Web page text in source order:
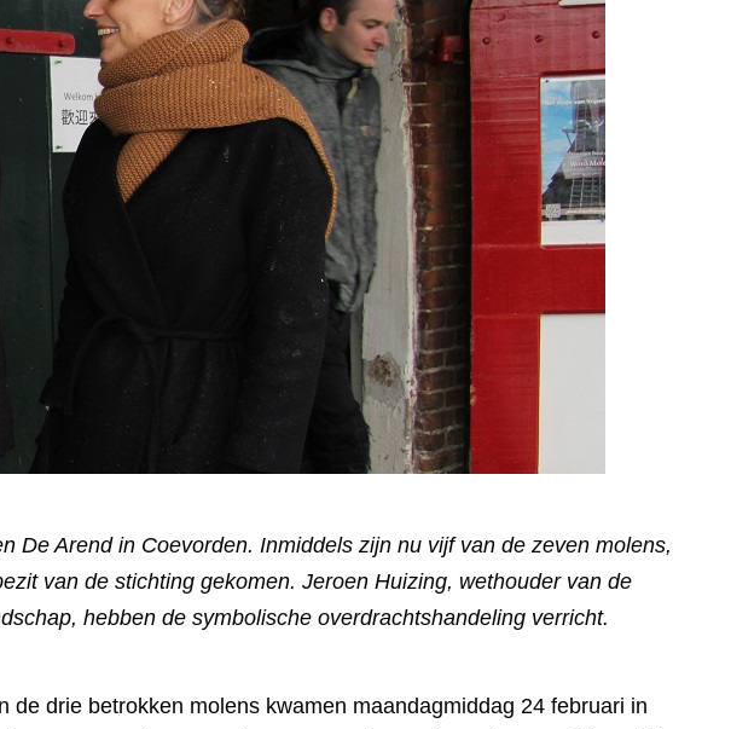
De Arend in Coevorden. Inmiddels zijn nu vijf van de zeven molens,
van de stichting gekomen. Jeroen Huizing, wethouder van de
hebben de symbolische overdrachtshandeling verricht.
drie betrokken molens kwamen maandagmiddag 24 februari in